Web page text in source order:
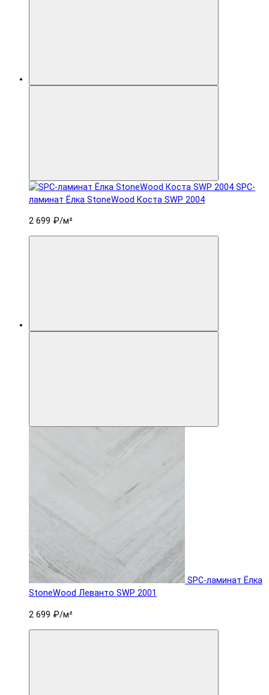
SPC-
ламинат Ëлка StoneWood Коста SWP 2004
2 699 ₽/м²
SPC-ламинат Ëлка
StoneWood Леванто SWP 2001
2 699 ₽/м²